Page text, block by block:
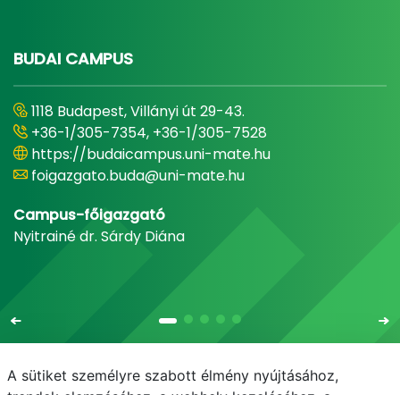
BUDAI CAMPUS
1118 Budapest, Villányi út 29-43.
+36-1/305-7354, +36-1/305-7528
https://budaicampus.uni-mate.hu
foigazgato.buda@uni-mate.hu
Campus-főigazgató
Nyitrainé dr. Sárdy Diána
A sütiket személyre szabott élmény nyújtásához,